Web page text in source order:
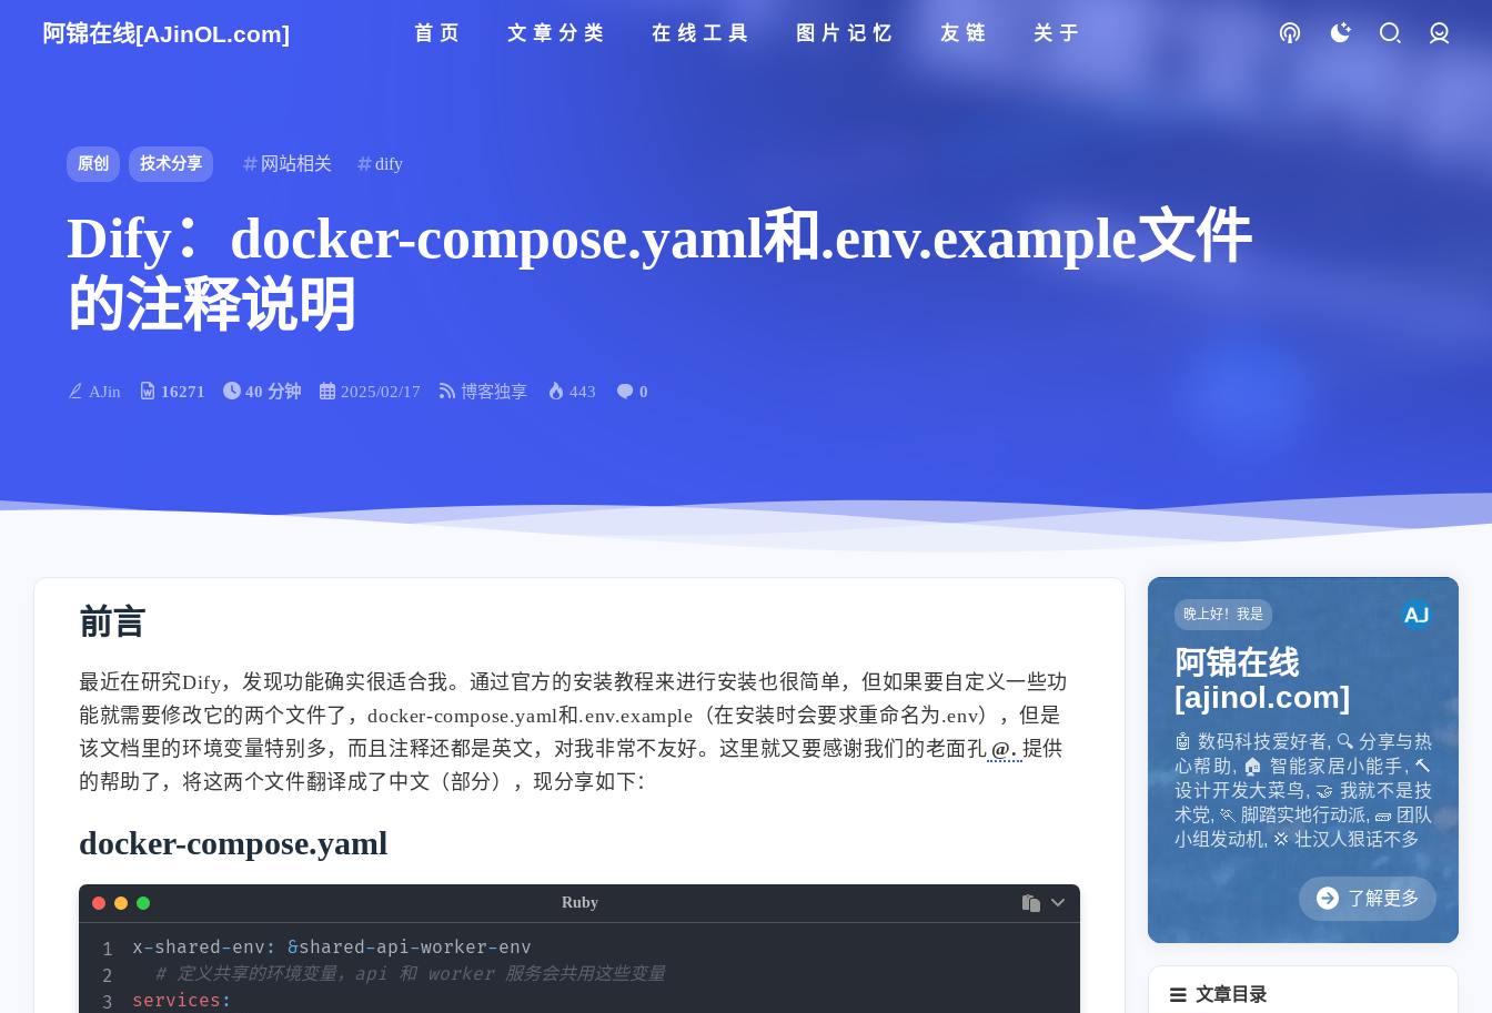
阿锦在线[AJinOL.com] 首页 文章分类 在线工具 图片记忆 友链 关于
原创 技术分享 网站相关 dify
Dify：docker-compose.yaml和.env.example文件
的注释说明
AJin 16271 40 分钟 2025/02/17 博客独享 443 0
前言
最近在研究Dify，发现功能确实很适合我。通过官方的安装教程来进行安装也很简单，但如果要自定义一些功
能就需要修改它的两个文件了，docker-compose.yaml和.env.example（在安装时会要求重命名为.env），但是
该文档里的环境变量特别多，而且注释还都是英文，对我非常不友好。这里就又要感谢我们的老面孔 @. 提供
的帮助了，将这两个文件翻译成了中文（部分），现分享如下：
docker-compose.yaml
x-shared-env : &shared-api-worker-env
# 定义共享的环境变量，api 和 worker 服务会共用这些变量
services :
Ruby
晚上好！我是
阿锦在线
[ajinol.com]
🤖️ 数码科技爱好者, 🔍 分享与热
心帮助, 🏠 智能家居小能手, 🔨
设计开发大菜鸟, 🤝 我就不是技
术党, 🏃 脚踏实地行动派, 🧱 团队
小组发动机, 💢 壮汉人狠话不多
了解更多
文章目录